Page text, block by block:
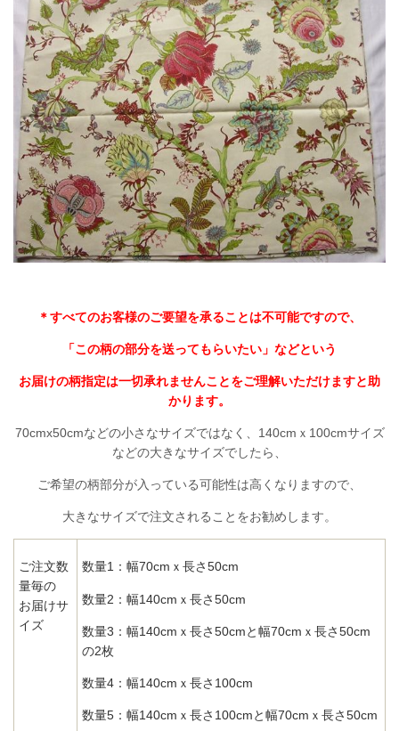
＊すべてのお客様のご要望を承ることは不可能ですので、
「この柄の部分を送ってもらいたい」などという
お届けの柄指定は一切承れませんことをご理解いただけますと助
かります。
70cmx50cmなどの小さなサイズではなく、140cmｘ100cmサイズ
などの大きなサイズでしたら、
ご希望の柄部分が入っている可能性は高くなりますので、
大きなサイズで注文されることをお勧めします。
ご注文数
量毎の
お届けサ
イズ
数量1：幅70cmｘ長さ50cm
数量2：幅140cmｘ長さ50cm
数量3：幅140cmｘ長さ50cmと幅70cmｘ長さ50cm
の2枚
数量4：幅140cmｘ長さ100cm
数量5：幅140cmｘ長さ100cmと幅70cmｘ長さ50cm